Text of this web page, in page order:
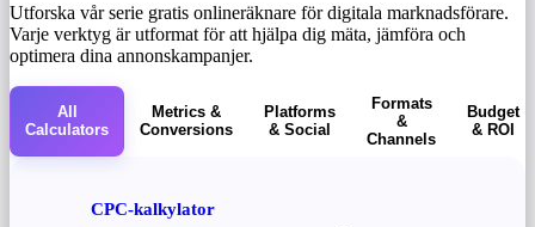
Utforska vår serie gratis onlineräknare för digitala marknadsförare.
Varje verktyg är utformat för att hjälpa dig mäta, jämföra och
optimera dina annonskampanjer.
All
Calculators
Metrics &
Conversions
Platforms
& Social
Formats
&
Channels
Budget
& ROI
CPC-kalkylator